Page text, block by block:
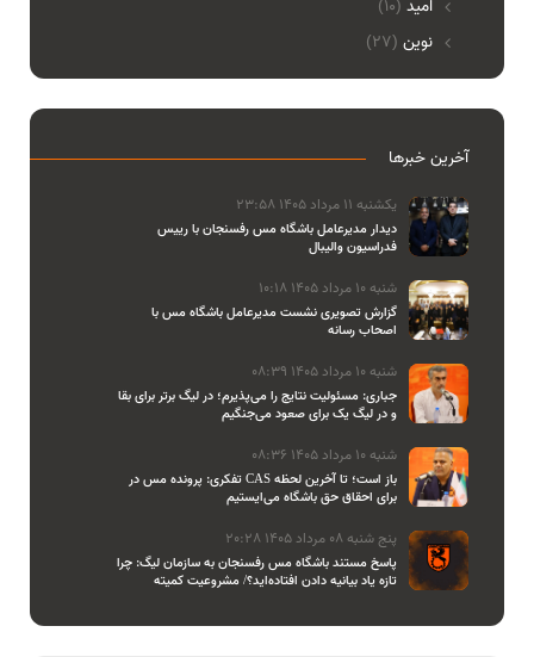
امید (10)
نوین (27)
آخرین خبرها
یکشنبه 11 مرداد 1405 23:58
دیدار مدیرعامل باشگاه مس رفسنجان با رییس
فدراسیون والیبال
شنبه 10 مرداد 1405 10:18
گزارش تصویری نشست مدیرعامل باشگاه مس با
اصحاب رسانه
شنبه 10 مرداد 1405 08:39
جباری: مسئولیت نتایج را می‌پذیرم؛ در لیگ برتر برای بقا
و در لیگ یک برای صعود می‌جنگیم
شنبه 10 مرداد 1405 08:36
تفکری: پرونده مس در CAS باز است؛ تا آخرین لحظه
برای احقاق حق باشگاه می‌ایستیم
پنج شنبه 08 مرداد 1405 20:28
پاسخ مستند باشگاه مس رفسنجان به سازمان لیگ: چرا
تازه یاد بیانیه دادن افتاده‌اید؟/ مشروعیت کمیته